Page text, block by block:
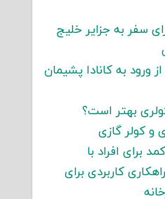
سفر به جزایر خلیج
ورود به کانادا پشیمان
بهتر است؟
و کولر گازی
برای افراد با
کاربردی برای